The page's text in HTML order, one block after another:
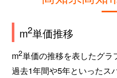
m2単価推移
m2単価の推移を表したグラ
過去1年間や5年といったス